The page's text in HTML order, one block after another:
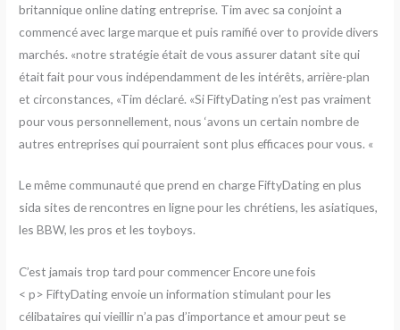
britannique online dating entreprise. Tim avec sa conjoint a
commencé avec large marque et puis ramifié over to provide divers
marchés. «notre stratégie était de vous assurer datant site qui
était fait pour vous indépendamment de les intérêts, arrière-plan
et circonstances, «Tim déclaré. «Si FiftyDating n’est pas vraiment
pour vous personnellement, nous ‘avons un certain nombre de
autres entreprises qui pourraient sont plus efficaces pour vous. «
Le même communauté que prend en charge FiftyDating en plus
sida sites de rencontres en ligne pour les chrétiens, les asiatiques,
les BBW, les pros et les toyboys.
C’est jamais trop tard pour commencer Encore une fois
< p> FiftyDating envoie un information stimulant pour les
célibataires qui vieillir n’a pas d’importance et amour peut se